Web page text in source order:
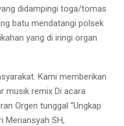
didampingi toga/tomas
batu mendatangi polsek
yang di iringi organ
Kami memberikan
musik remix Di acara
Orgen tunggal “Ungkap
SH,.